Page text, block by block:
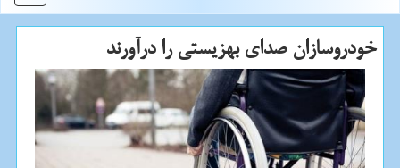
خودروسازان صدای بهزیستی را درآورند